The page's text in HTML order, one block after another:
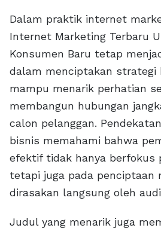
Dalam praktik internet
Internet Marketing Terbaru
Konsumen Baru tetap
dalam menciptakan strategi
mampu menarik perhatian
membangun hubungan
calon pelanggan.
bisnis memahami bahwa
efektif tidak hanya berfokus
tetapi juga pada penciptaan
dirasakan langsung oleh
Judul yang menarik juga